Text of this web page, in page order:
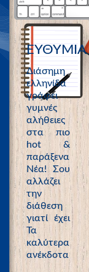
ΕΥΘΥΜΙΑ
Διάσημη
ελληνίδα
γράφει
γυμνές
αλήθειες
στα πιο
hot &
παράξενα
Νέα! Σου
αλλάζει
την
διάθεση
γιατί έχει
Τα
καλύτερα
ανέκδοτα